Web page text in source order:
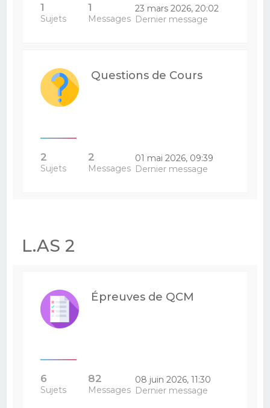
1
Sujets
1
Messages
23 mars 2026, 20:02
Dernier message
Questions de Cours
2
Sujets
2
Messages
01 mai 2026, 09:39
Dernier message
L.AS 2
Épreuves de QCM
6
Sujets
82
Messages
08 juin 2026, 11:30
Dernier message